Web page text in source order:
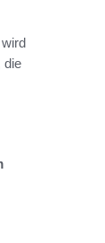
die